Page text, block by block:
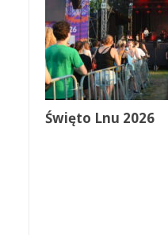
Święto Lnu 2026